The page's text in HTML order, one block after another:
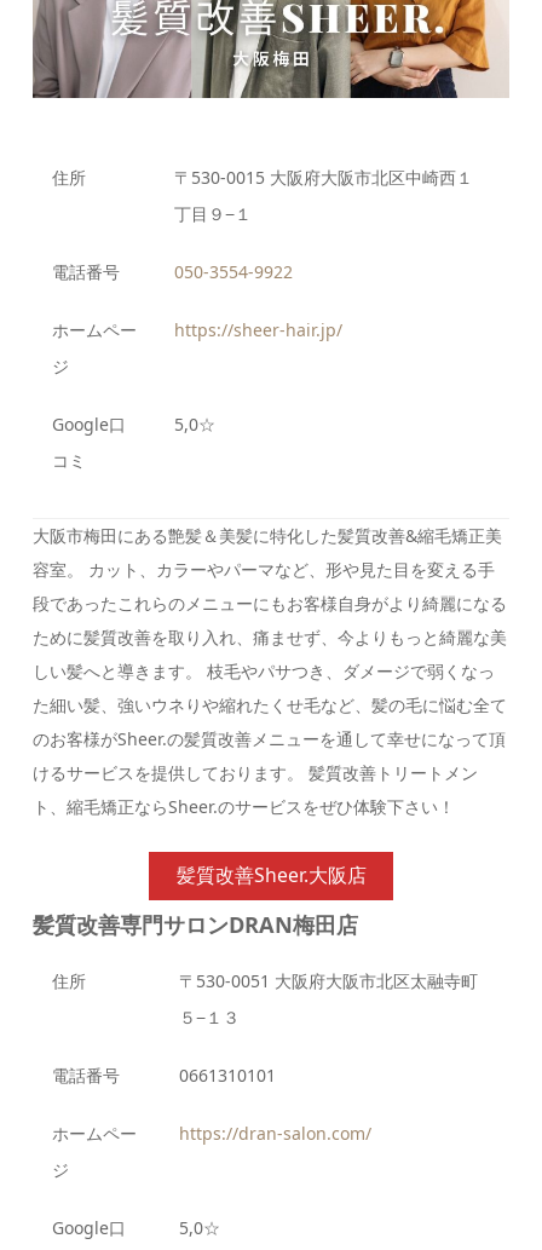
住所
〒530-0015 大阪府大阪市北区中崎西１
丁目９−１
電話番号 050-3554-9922
ホームペー
ジ
https://sheer-hair.jp/
Google口
コミ
5,0☆
大阪市梅田にある艶髪＆美髪に特化した髪質改善&縮毛矯正美
容室。 カット、カラーやパーマなど、形や見た目を変える手
段であったこれらのメニューにもお客様自身がより綺麗になる
ために髪質改善を取り入れ、痛ませず、今よりもっと綺麗な美
しい髪へと導きます。 枝毛やパサつき、ダメージで弱くなっ
た細い髪、強いウネりや縮れたくせ毛など、髪の毛に悩む全て
のお客様がSheer.の髪質改善メニューを通して幸せになって頂
けるサービスを提供しております。 髪質改善トリートメン
ト、縮毛矯正ならSheer.のサービスをぜひ体験下さい！
髪質改善Sheer.大阪店
髪質改善専門サロンDRAN梅田店
住所
〒530-0051 大阪府大阪市北区太融寺町
５−１３
電話番号 0661310101
ホームペー
ジ
https://dran-salon.com/
Google口
5,0☆